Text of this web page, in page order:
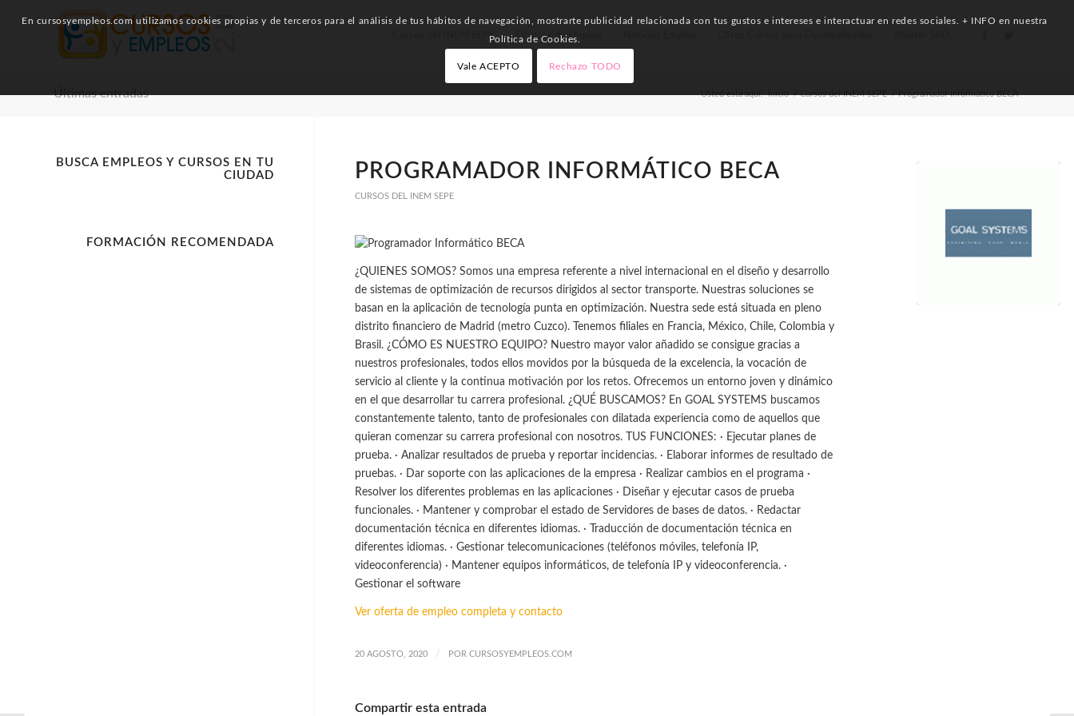
Cursos del INEM SEPE Ofertas de Empleo
Últimas entradas Usted está aquí: Inicio / Cursos del INEM SEPE / Programador Informático BECA
PROGRAMADOR INFORMÁTICO BECA
CURSOS DEL INEM SEPE
¿QUIENES SOMOS? Somos una empresa referente a nivel internacional en el diseño y desarrollo
de sistemas de optimización de recursos dirigidos al sector transporte. Nuestras soluciones se
basan en la aplicación de tecnología punta en optimización. Nuestra sede está situada en pleno
distrito financiero de Madrid (metro Cuzco). Tenemos filiales en Francia, México, Chile, Colombia y
Brasil. ¿CÓMO ES NUESTRO EQUIPO? Nuestro mayor valor añadido se consigue gracias a
nuestros profesionales, todos ellos movidos por la búsqueda de la excelencia, la vocación de
servicio al cliente y la continua motivación por los retos. Ofrecemos un entorno joven y dinámico
en el que desarrollar tu carrera profesional. ¿QUÉ BUSCAMOS? En GOAL SYSTEMS buscamos
constantemente talento, tanto de profesionales con dilatada experiencia como de aquellos que
quieran comenzar su carrera profesional con nosotros. TUS FUNCIONES: · Ejecutar planes de
prueba. · Analizar resultados de prueba y reportar incidencias. · Elaborar informes de resultado de
pruebas. · Dar soporte con las aplicaciones de la empresa · Realizar cambios en el programa ·
Resolver los diferentes problemas en las aplicaciones · Diseñar y ejecutar casos de prueba
funcionales. · Mantener y comprobar el estado de Servidores de bases de datos. · Redactar
documentación técnica en diferentes idiomas. · Traducción de documentación técnica en
diferentes idiomas. · Gestionar telecomunicaciones (teléfonos móviles, telefonía IP,
videoconferencia) · Mantener equipos informáticos, de telefonía IP y videoconferencia. ·
Gestionar el software
Ver oferta de empleo completa y contacto
20 AGOSTO, 2020 / POR CURSOSYEMPLEOS.COM
Compartir esta entrada
BUSCA EMPLEOS Y CURSOS EN TU
CIUDAD
FORMACIÓN RECOMENDADA
En cursosyempleos.com utilizamos cookies propias y de terceros para el análisis de tus hábitos de navegación, mostrarte publicidad relacionada con tus gustos e intereses e interactuar en redes sociales. + INFO en nuestra
Política de Cookies.
Vale ACEPTO Rechazo TODO